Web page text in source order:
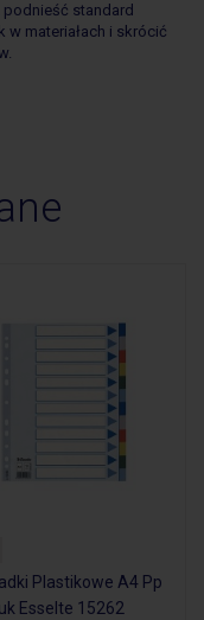
standard
materiałach i skrócić
Plastikowe A4 Pp
Esselte 15262